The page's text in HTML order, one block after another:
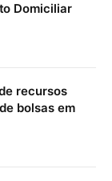
Domiciliar
recursos
bolsas em